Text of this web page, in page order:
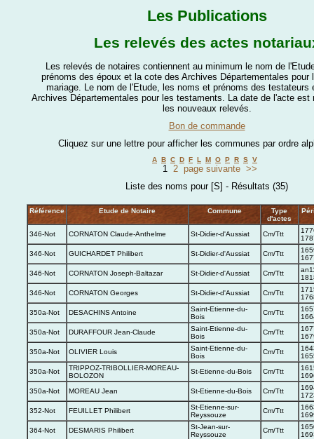
Les Publications
Les relevés des actes
Les relevés de notaires contiennent au minimum le nom de
prénoms des époux et la cote des Archives Départementales pour
mariage. Le nom de l'Etude, les noms et prénoms des testateurs
Archives Départementales pour les testaments. La date de l'acte est
les nouveaux relevés.
Bon de commande
Cliquez sur une lettre pour afficher les communes par ordre
A B C D F L M O P R S V
1 2 page suivante >>
Liste des noms pour [S] - Résultats (35)
Référence Etude de Notaire Commune
Type
d'actes
346-Not CORNATON Claude-Anthelme St-Didier-d'Aussiat Cm/Ttt
346-Not
GUICHARDET Philibert St-Didier-d'Aussiat Cm/Ttt
346-Not
CORNATON Joseph-Baltazar St-Didier-d'Aussiat Cm/Ttt
346-Not
CORNATON Georges St-Didier-d'Aussiat Cm/Ttt
350a-Not
DESACHINS Antoine
Saint-Etienne-du-
Bois
Cm/Ttt
350a-Not
DURAFFOUR Jean-Claude
Saint-Etienne-du-
Bois
Cm/Ttt
350a-Not
OLIVIER Louis
Saint-Etienne-du-
Bois
Cm/Ttt
350a-Not
TRIPPOZ-TRIBOLLIER-MOREAU-
BOLOZON
St-Etienne-du-Bois Cm/Ttt
350a-Not
MOREAU Jean St-Etienne-du-Bois Cm/Ttt
352-Not
FEUILLET Philibert
St-Etienne-sur-
Reyssouze
Cm/Ttt
364-Not
DESMARIS Philibert
St-Jean-sur-
Reyssouze
Cm/Ttt